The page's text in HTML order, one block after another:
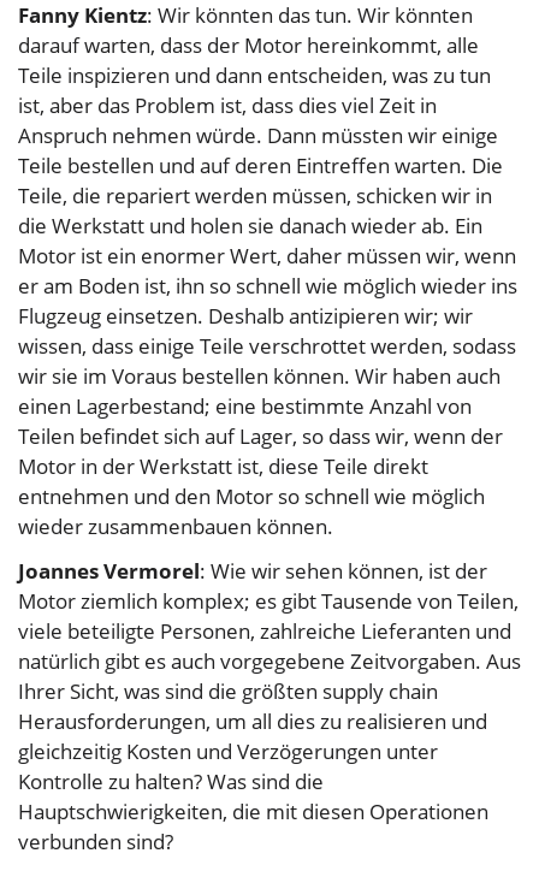
Fanny Kientz: Wir könnten das tun. Wir könnten
darauf warten, dass der Motor hereinkommt, alle
Teile inspizieren und dann entscheiden, was zu tun
ist, aber das Problem ist, dass dies viel Zeit in
Anspruch nehmen würde. Dann müssten wir einige
Teile bestellen und auf deren Eintreffen warten. Die
Teile, die repariert werden müssen, schicken wir in
die Werkstatt und holen sie danach wieder ab. Ein
Motor ist ein enormer Wert, daher müssen wir, wenn
er am Boden ist, ihn so schnell wie möglich wieder ins
Flugzeug einsetzen. Deshalb antizipieren wir; wir
wissen, dass einige Teile verschrottet werden, sodass
wir sie im Voraus bestellen können. Wir haben auch
einen Lagerbestand; eine bestimmte Anzahl von
Teilen befindet sich auf Lager, so dass wir, wenn der
Motor in der Werkstatt ist, diese Teile direkt
entnehmen und den Motor so schnell wie möglich
wieder zusammenbauen können.
Joannes Vermorel: Wie wir sehen können, ist der
Motor ziemlich komplex; es gibt Tausende von Teilen,
viele beteiligte Personen, zahlreiche Lieferanten und
natürlich gibt es auch vorgegebene Zeitvorgaben. Aus
Ihrer Sicht, was sind die größten supply chain
Herausforderungen, um all dies zu realisieren und
gleichzeitig Kosten und Verzögerungen unter
Kontrolle zu halten? Was sind die
Hauptschwierigkeiten, die mit diesen Operationen
verbunden sind?